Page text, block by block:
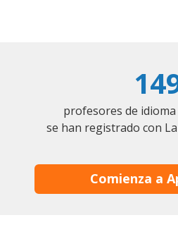
profesores de
se han registrado con
Comienza a